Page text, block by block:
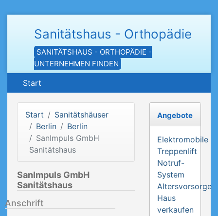
Sanitätshaus - Orthopädie
SANITÄTSHAUS - ORTHOPÄDIE -
UNTERNEHMEN FINDEN
Start
Start
Sanitätshäuser
Berlin
Berlin
SanImpuls GmbH
Sanitätshaus
SanImpuls GmbH
Sanitätshaus
Anschrift
Angebote
Elektromobile
Treppenlift
Notruf-
System
Altersvorsorge
Haus
verkaufen